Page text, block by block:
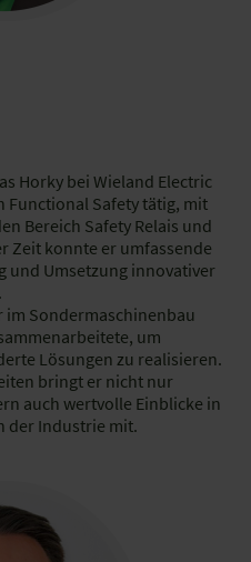
Horky bei Wieland Electric
Functional Safety tätig, mit
Bereich Safety Relais und
Zeit konnte er umfassende
und Umsetzung innovativer
im Sondermaschinenbau
um
Lösungen zu realisieren.
bringt er nicht nur
auch wertvolle Einblicke in
der Industrie mit.